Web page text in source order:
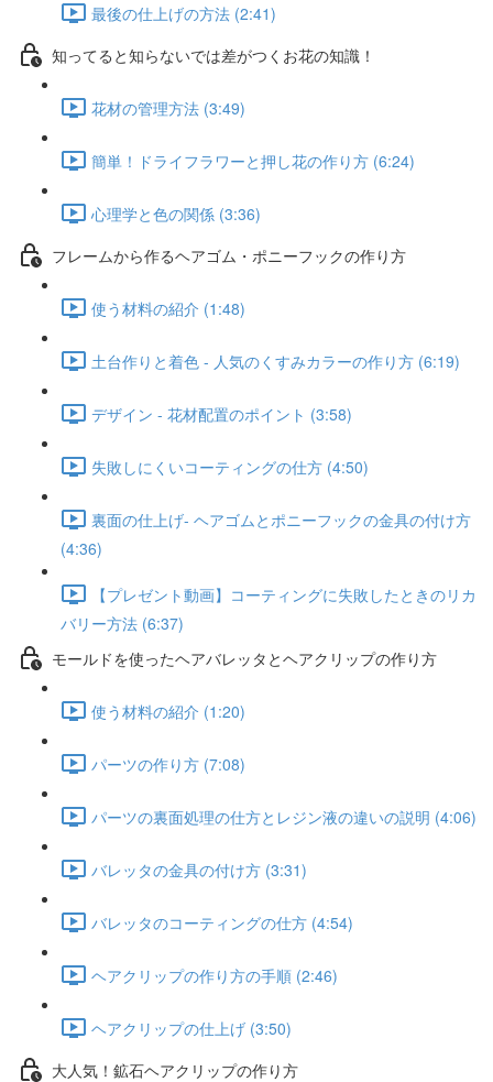
最後の仕上げの方法 (2:41)
知ってると知らないでは差がつくお花の知識！
花材の管理方法 (3:49)
簡単！ドライフラワーと押し花の作り方 (6:24)
心理学と色の関係 (3:36)
フレームから作るヘアゴム・ポニーフックの作り方
使う材料の紹介 (1:48)
土台作りと着色 - 人気のくすみカラーの作り方 (6:19)
デザイン - 花材配置のポイント (3:58)
失敗しにくいコーティングの仕方 (4:50)
裏面の仕上げ- ヘアゴムとポニーフックの金具の付け方
(4:36)
【プレゼント動画】コーティングに失敗したときのリカ
バリー方法 (6:37)
モールドを使ったヘアバレッタとヘアクリップの作り方
使う材料の紹介 (1:20)
パーツの作り方 (7:08)
パーツの裏面処理の仕方とレジン液の違いの説明 (4:06)
バレッタの金具の付け方 (3:31)
バレッタのコーティングの仕方 (4:54)
ヘアクリップの作り方の手順 (2:46)
ヘアクリップの仕上げ (3:50)
大人気！鉱石ヘアクリップの作り方